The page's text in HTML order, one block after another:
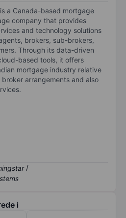
a Canada-based mortgage
company that provides
and technology solutions
brokers, sub-brokers,
Through its data-driven
based tools, it offers
mortgage industry relative
arrangements and also
/
i